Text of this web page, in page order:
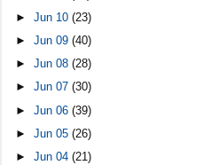
►Jun 10(23)
►Jun 09(40)
►Jun 08(28)
►Jun 07(30)
►Jun 06(39)
►Jun 05(26)
►Jun 04(21)